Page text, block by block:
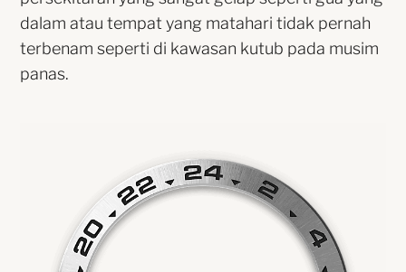
dalam atau tempat yang matahari tidak pernah
terbenam seperti di kawasan kutub pada musim
panas.